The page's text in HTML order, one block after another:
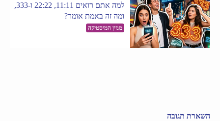
למה אתם רואים 11:11, 22:22 ו-333,
ומה זה באמת אומר?
מגזין המיסטיקה
השארת תגובה